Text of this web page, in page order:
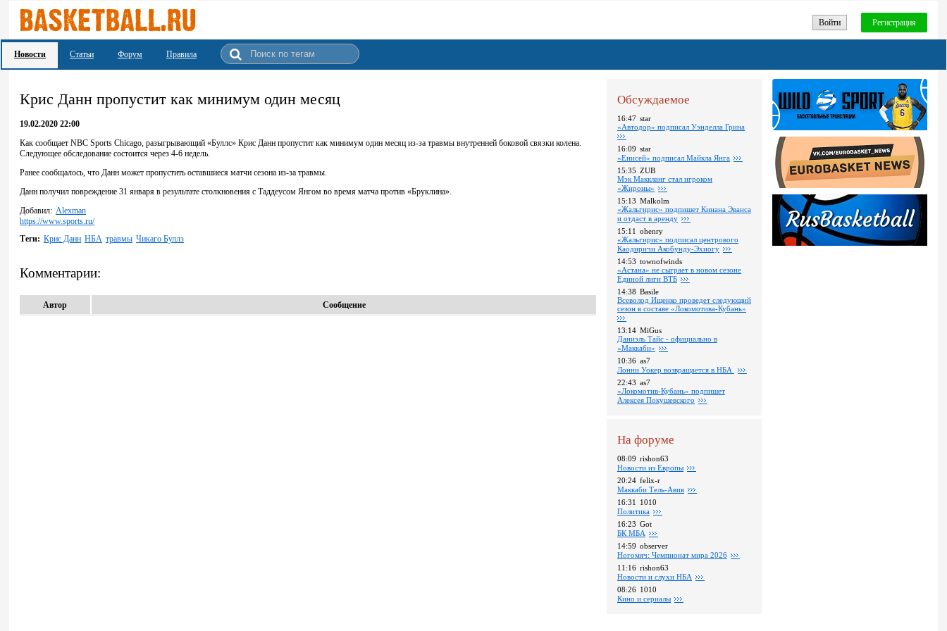
Войти Регистрация
Новости Статьи Форум Правила
Крис Данн пропустит как минимум один месяц
19.02.2020 22:00
Как сообщает NBC Sports Chicago, разыгрывающий «Буллс» Крис Данн пропустит как минимум один месяц из-за травмы внутренней боковой связки колена.
Следующее обследование состоится через 4-6 недель.
Ранее сообщалось, что Данн может пропустить оставшиеся матчи сезона из-за травмы.
Данн получил повреждение 31 января в результате столкновения с Таддеусом Янгом во время матча против «Бруклина».
Добавил: Alexman
https://www.sports.ru/
Теги: Крис Данн НБА травмы Чикаго Буллз
Комментарии:
Автор Сообщение
Обсуждаемое
16:47 star
«Автодор» подписал Уэнделла Грина
16:09 star
«Енисей» подписал Майкла Янга
15:35 ZUB
Мэк Маккланг стал игроком
«Жироны»
15:13 Malkolm
«Жальгирис» подпишет Кинана Эванса
и отдаст в аренду
15:11 ohenry
«Жальгирис» подписал центрового
Каодиричи Акобунду-Эхиогу
14:53 townofwinds
«Астана» не сыграет в новом сезоне
Единой лиги ВТБ
14:38 Basile
Всеволод Ищенко проведет следующий
сезон в составе «Локомотива-Кубань»
13:14 MiGus
Даниэль Тайс - официально в
«Маккаби»
10:36 as7
Лонни Уокер возвращается в НБА
22:43 as7
«Локомотив-Кубань» подпишет
Алексея Покушевского
На форуме
08:09 rishon63
Новости из Европы
20:24 felix-r
Маккаби Тель-Авив
16:31
1010
Политика
16:23 Got
БК МБА
14:59 observer
Ногомяч: Чемпионат мира 2026
11:16 rishon63
Новости и слухи НБА
08:26 1010
Кино и сериалы